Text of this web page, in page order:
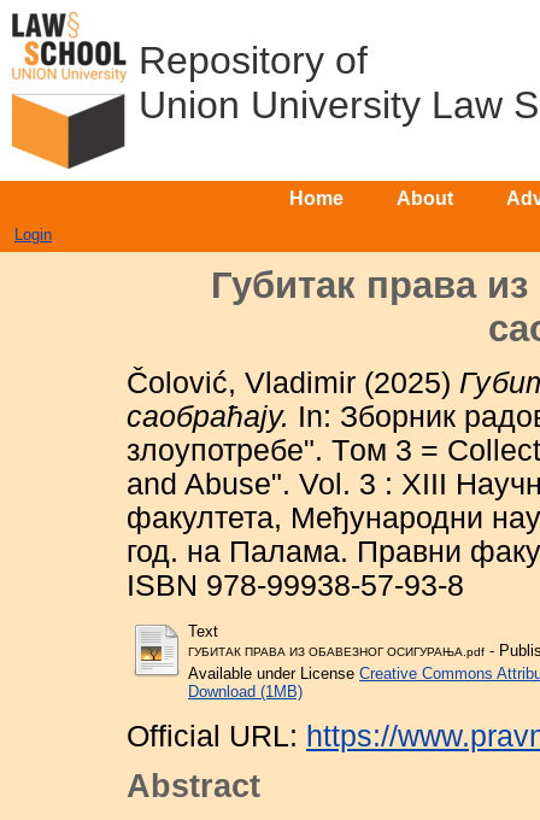
Repository of
Union University Law
Home About
Login
Губитак права
Čolović, Vladimir (2025)
саобраћају. In: Зборник
злоупотребе". Tом 3 =
and Abuse". Vol. 3 : XIII
факултета, Mеђународни
год. на Палама. Правни
ISBN 978-99938-57-93-8
Text
ГУБИТАК ПРАВА ИЗ ОБАВЕЗНОГ ОСИГУРАЊА.pdf -
Available under License Creative Commons
Download (1MB)
Official URL: https://
Abstract